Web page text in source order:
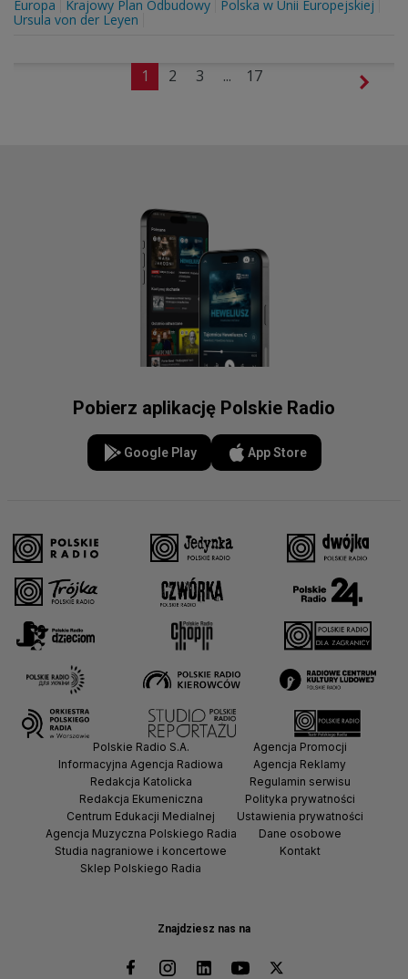
Europa
Krajowy Plan Odbudowy Polska w Unii Europejskiej
Ursula von der Leyen
1 2 3 ... 17
Pobierz aplikację Polskie Radio
Google Play App Store
Znajdziesz nas na
Polskie Radio S.A.
Informacyjna Agencja Radiowa
Redakcja Katolicka
Redakcja Ekumeniczna
Centrum Edukacji Medialnej
Agencja Muzyczna Polskiego Radia
Studia nagraniowe i koncertowe
Sklep Polskiego Radia
Agencja Promocji
Agencja Reklamy
Regulamin serwisu
Polityka prywatności
Ustawienia prywatności
Dane osobowe
Kontakt